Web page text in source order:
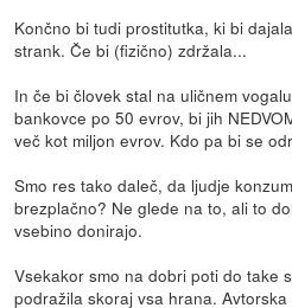
Končno bi tudi prostitutka, ki bi
strank. Če bi (fizično) zdržala...
In če bi človek stal na uličnem
bankovce po 50 evrov, bi jih
več kot miljon evrov. Kdo pa bi se
Smo res tako daleč, da ljudje
brezplačno? Ne glede na to, ali to
vsebino donirajo.
Vsekakor smo na dobri poti do take
podražila skoraj vsa hrana.